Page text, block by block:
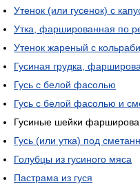
Утенок (или гусенок) с
Утка, фаршированная по
Утенок жареный с кольраби
Гусиная грудка,
Гусь с белой фасолью
Гусь с белой фасолью и
Гусиные шейки
Гусь (или утка) под
Голубцы из гусиного мяса
Пастрама из гуся